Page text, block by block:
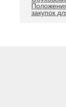
закупок